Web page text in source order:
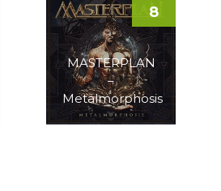
MASTERPLAN
–
Metalmorphosis
8